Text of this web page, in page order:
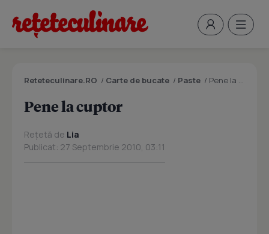
Reteteculinare.RO / Carte de bucate / Paste / Pene la cuptor
Pene la cuptor
Rețetă de Lia
Publicat: 27 Septembrie 2010, 03:11